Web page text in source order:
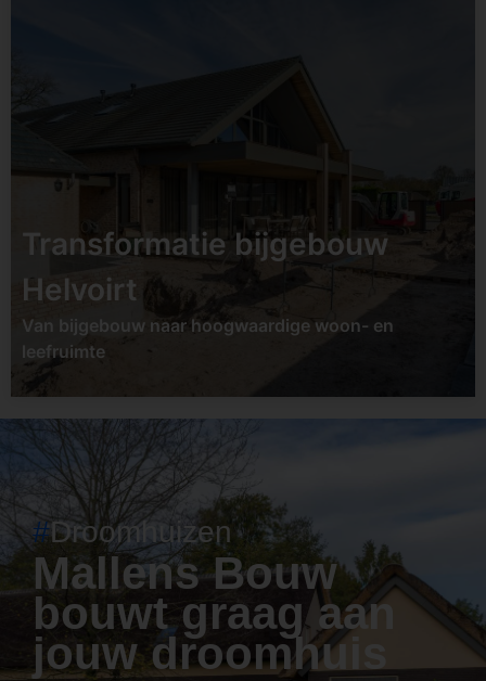
Bekijk project
Transformatie bijgebouw
Helvoirt
Van bijgebouw naar hoogwaardige woon- en
leefruimte
#Droomhuizen
Mallens Bouw
bouwt graag aan
jouw droomhuis